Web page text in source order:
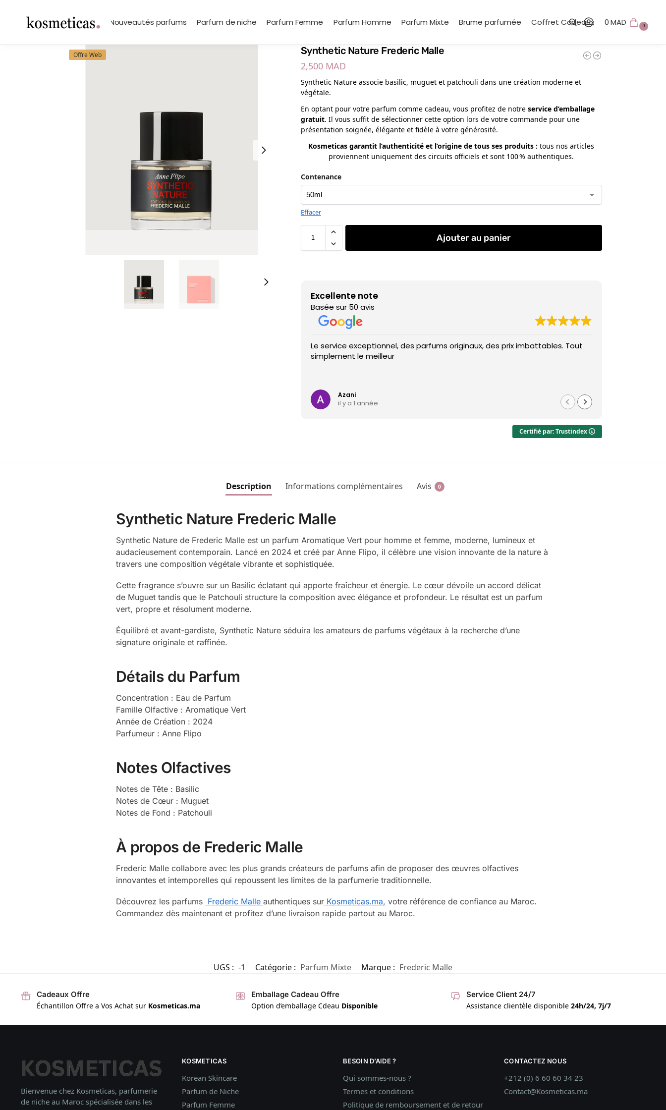
Marques Nouveautés parfums Parfum de niche Parfum Femme Parfum Homme Parfum Mixte Brume parfumée Coffret Cadeaux
Search
0MAD 0
Offre Web
Synthetic Nature Frederic Malle
2,500 MAD
Synthetic Nature associe basilic, muguet et patchouli dans une création moderne et
végétale.
En optant pour votre parfum comme cadeau, vous profitez de notre service d’emballage
gratuit. Il vous suffit de sélectionner cette option lors de votre commande pour une
présentation soignée, élégante et fidèle à votre générosité.
Kosmeticas garantit l’authenticité et l’origine de tous ses produits: tous nos articles
proviennent uniquement des circuits officiels et sont 100 % authentiques.
Contenance
Effacer
Ajouter au panier
Excellente note
Basée sur 50 avis
Le service exceptionnel, des parfums originaux, des prix imbattables. Tout
simplement le meilleur
Azani
il y a 1 année
Certifié par: Trustindex
Description Informations complémentaires Avis 0
Synthetic Nature Frederic Malle
Synthetic Nature de Frederic Malle est un parfum Aromatique Vert pour homme et femme, moderne, lumineux et
audacieusement contemporain. Lancé en 2024 et créé par Anne Flipo, il célèbre une vision innovante de la nature à
travers une composition végétale vibrante et sophistiquée.
Cette fragrance s’ouvre sur un Basilic éclatant qui apporte fraîcheur et énergie. Le cœur dévoile un accord délicat
de Muguet tandis que le Patchouli structure la composition avec élégance et profondeur. Le résultat est un parfum
vert, propre et résolument moderne.
Équilibré et avant-gardiste, Synthetic Nature séduira les amateurs de parfums végétaux à la recherche d’une
signature originale et raffinée.
Détails du Parfum
Concentration : Eau de Parfum
Famille Olfactive : Aromatique Vert
Année de Création : 2024
Parfumeur : Anne Flipo
Notes Olfactives
Notes de Tête : Basilic
Notes de Cœur : Muguet
Notes de Fond : Patchouli
À propos de Frederic Malle
Frederic Malle collabore avec les plus grands créateurs de parfums afin de proposer des œuvres olfactives
innovantes et intemporelles qui repoussent les limites de la parfumerie traditionnelle.
Découvrez les parfums Frederic Malle authentiques surKosmeticas.ma, votre référence de confiance au Maroc.
Commandez dès maintenant et profitez d’une livraison rapide partout au Maroc.
UGS : -1 Catégorie : Parfum Mixte Marque : Frederic Malle
Cadeaux Offre
Échantillon Offre a Vos Achat sur Kosmeticas.ma
Emballage Cadeau Offre
Option d’emballage Cdeau Disponible
Service Client 24/7
Assistance clientèle disponible 24h/24, 7j/7
Bienvenue chez Kosmeticas, parfumerie
de niche au Maroc spécialisée dans les
KOSMETICAS
Korean Skincare
Parfum de Niche
Parfum Femme
BESOIN D’AIDE ?
Qui sommes-nous ?
Termes et conditions
Politique de remboursement et de retour
CONTACTEZ NOUS
+212 (0) 6 60 60 34 23
Contact@Kosmeticas.ma